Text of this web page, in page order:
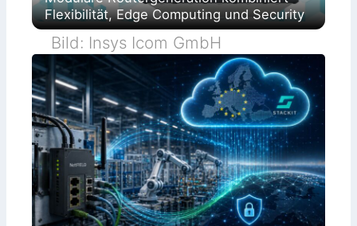
Flexibilität, Edge Computing und Security
Bild: Insys Icom GmbH